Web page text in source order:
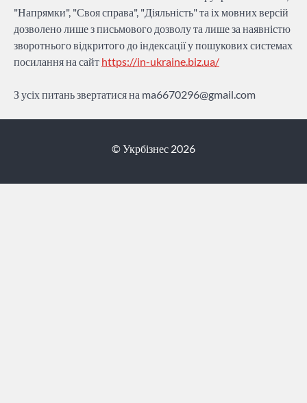
"Напрямки", "Своя справа", "Діяльність" та іх мовних версій
дозволено лише з письмового дозволу та лише за наявністю
зворотнього відкритого до індексації у пошукових системах
посилання на сайт https://in-ukraine.biz.ua/
З усіх питань звертатися на ma6670296@gmail.com
© Укрбізнес 2026